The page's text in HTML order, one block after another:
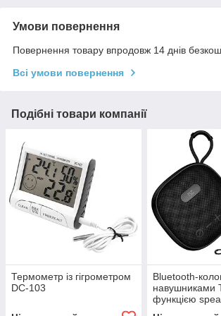
Умови повернення
Повернення товару впродовж 14 днів
Всі умови повернення
Подібні товари компанії
Термометр із гігрометром
DC-103
Bluetooth-
навушниками
функцією